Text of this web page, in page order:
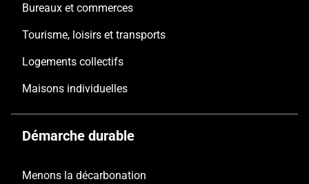
Bureaux et commerces
Tourisme, loisirs et transports
Logements collectifs
Maisons individuelles
Démarche durable
Menons la décarbonation